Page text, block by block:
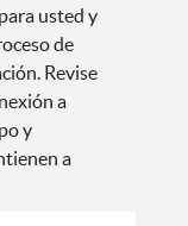
usted y
de
Revise
a
y
a